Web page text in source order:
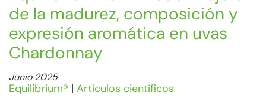
de la madurez, composición y
expresión aromática en uvas
Chardonnay
Junio 2025
Equilibrium® | Artículos científicos